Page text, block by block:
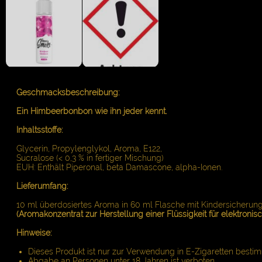
Geschmacksbeschreibung:
Ein Himbeerbonbon wie ihn jeder kennt.
Inhaltsstoffe:
Glycerin, Propylenglykol, Aroma, E122,
Sucralose (< 0,3 % in fertiger Mischung)
EUH: Enthält Piperonal, beta Damascone, alpha-Ionen.
Lieferumfang:
10 ml überdosiertes Aroma in 60 ml Flasche mit Kindersicherung.
(Aromakonzentrat zur Herstellung einer Flüssigkeit für
Hinweise:
Dieses Produkt ist nur zur Verwendung in E-Zigaretten